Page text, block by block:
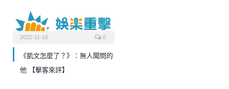
2022-11-16 0
《凱文怎麼了？》：無人聞問的
他 【擊客來評】